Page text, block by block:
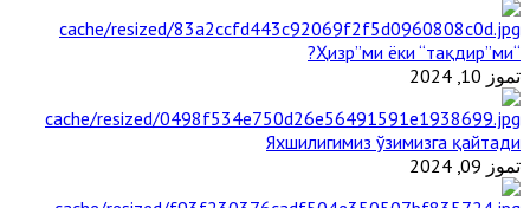
“Ҳизр”ми ёки “тақдир”ми?
تموز 10, 2024
Яхшилигимиз ўзимизга қайтади
تموز 09, 2024